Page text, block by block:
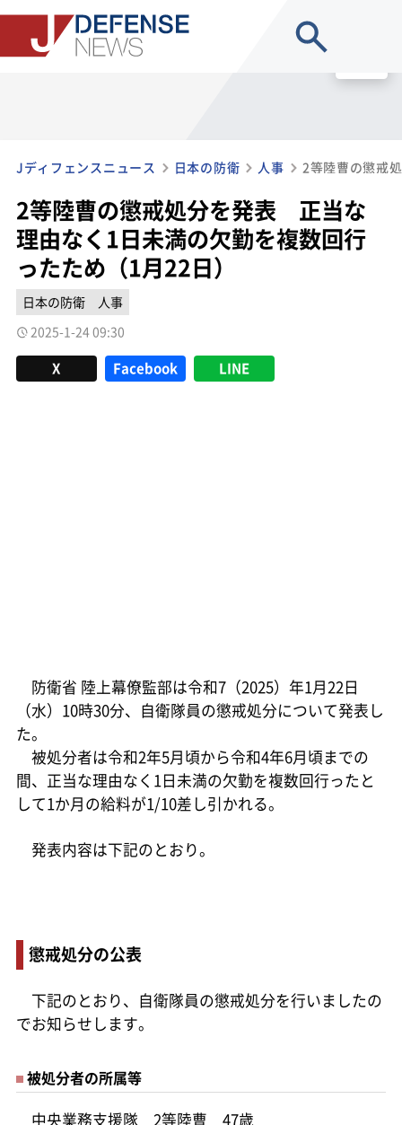
Jディフェンスニュース 日本の防衛 人事
2等陸曹の懲戒処分を発表 正当な
理由なく1日未満の欠勤を複数回行
ったため（1月22日）
日本の防衛
人事
2025-1-24 09:30
X Facebook LINE
防衛省 陸上幕僚監部は令和7（2025）年1月22日
（水）10時30分、自衛隊員の懲戒処分について発表し
た。
被処分者は令和2年5月頃から令和4年6月頃までの
間、正当な理由なく1日未満の欠勤を複数回行ったと
して1か月の給料が1/10差し引かれる。
発表内容は下記のとおり。
懲戒処分の公表
下記のとおり、自衛隊員の懲戒処分を行いましたの
でお知らせします。
被処分者の所属等
中央業務支援隊 2等陸曹 47歳